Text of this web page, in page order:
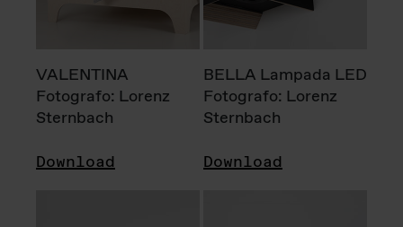
VALENTINA
Fotografo: Lorenz
Sternbach
Download
BELLA Lampada LED
Fotografo: Lorenz
Sternbach
Download